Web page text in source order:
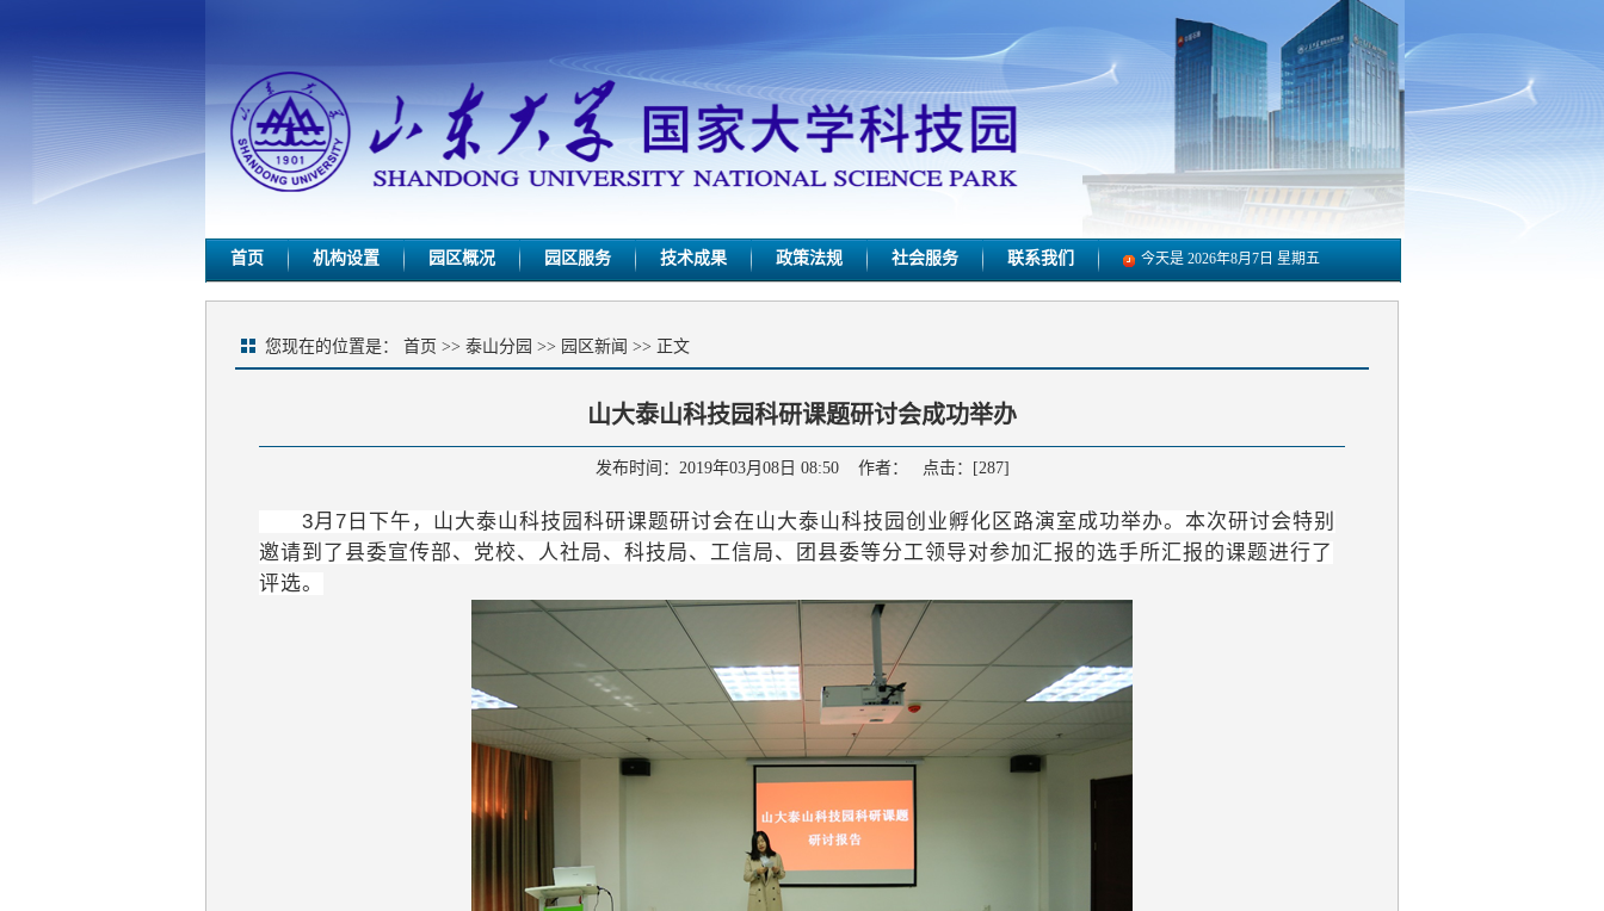
首页 机构设置 园区概况 园区服务 技术成果 政策法规 社会服务 联系我们 今天是 2026年8月7日 星期五
您现在的位置是： 首页 >> 泰山分园 >> 园区新闻 >> 正文
山大泰山科技园科研课题研讨会成功举办
发布时间：2019年03月08日 08:50 作者： 点击：[287]
3月 7 日下午，山大泰山科技园科研课题研讨会在山大泰山科技园创业孵化区路演室成功举办。本次研讨会特别
邀请到了县委宣传部、党校、人社局、科技局、工信局、团县委等分工领导对参加汇报的选手所汇报的课题进行了
评选。